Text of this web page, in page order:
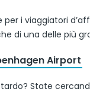
per i viaggiatori
di una delle più
Airport
State